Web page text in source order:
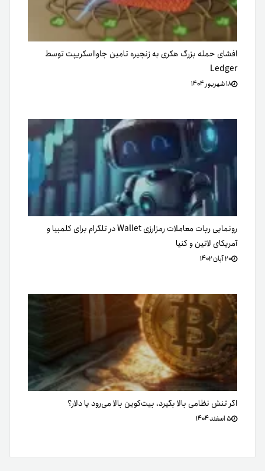
افشای حمله بزرگ هکری به زنجیره تامین جاوااسکریپت توسط
Ledger
۱۸ شهریور ۱۴۰۴
رونمایی ربات معاملات رمزارزی Wallet در تلگرام برای کلمبیا و
آمریکای لاتین و کنیا
۲۰ آبان ۱۴۰۲
اگر تنش نظامی بالا بگیرد، بیت‌کوین بالا می‌رود یا دلار؟
۵ اسفند ۱۴۰۴